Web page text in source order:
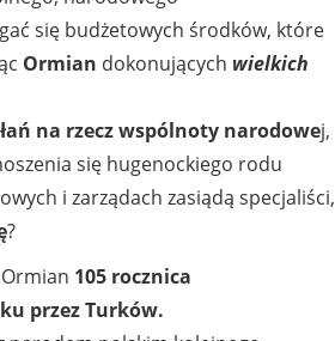
się budżetowych środków, które
Ormian dokonujących wielkich
na rzecz wspólnoty narodowej,
się hugenockiego rodu
i zarządach zasiądą specjaliści,
?
105 rocznica
przez Turków.